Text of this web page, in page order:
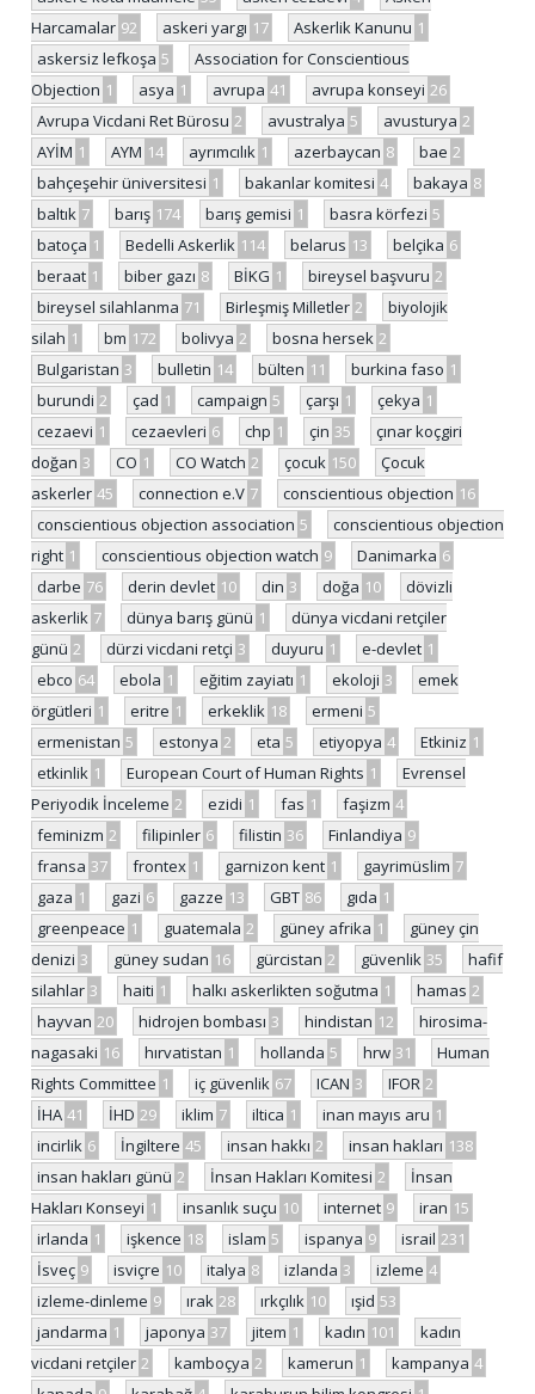
Harcamalar 92 askeri yargı 17 Askerlik Kanunu 1
askersiz lefkoşa 5
Association for Conscientious
Objection 1 asya 1 avrupa 41 avrupa konseyi 26
Avrupa Vicdani Ret Bürosu 2 avustralya 5 avusturya 2
AYİM 1 AYM 14 ayrımcılık 1 azerbaycan 8 bae 2
bahçeşehir üniversitesi 1 bakanlar komitesi 4 bakaya 8
baltık 7 barış 174 barış gemisi 1 basra körfezi 5
batoça 1 Bedelli Askerlik 114 belarus 13 belçika 6
beraat 1 biber gazı 8 BİKG 1 bireysel başvuru 2
bireysel silahlanma 71 Birleşmiş Milletler 2
biyolojik
silah 1 bm 172 bolivya 2 bosna hersek 2
Bulgaristan 3 bulletin 14 bülten 11 burkina faso 1
burundi 2 çad 1 campaign 5 çarşı 1 çekya 1
cezaevi 1 cezaevleri 6 chp 1 çin 35
çınar koçgiri
doğan 3 CO 1 CO Watch 2 çocuk 150
Çocuk
askerler 45 connection e.V 7 conscientious objection 16
conscientious objection association 5
conscientious objection
right 1 conscientious objection watch 9 Danimarka 6
darbe 76 derin devlet 10 din 3 doğa 10
dövizli
askerlik 7 dünya barış günü 1
dünya vicdani retçiler
günü 2 dürzi vicdani retçi 3 duyuru 1 e-devlet 1
ebco 64 ebola 1 eğitim zayiatı 1 ekoloji 3
emek
örgütleri 1 eritre 1 erkeklik 18 ermeni 5
ermenistan 5 estonya 2 eta 5 etiyopya 4 Etkiniz 1
etkinlik 1 European Court of Human Rights 1
Evrensel
Periyodik İnceleme 2 ezidi 1 fas 1 faşizm 4
feminizm 2 filipinler 6 filistin 36 Finlandiya 9
fransa 37 frontex 1 garnizon kent 1 gayrimüslim 7
gaza 1 gazi 6 gazze 13 GBT 86 gıda 1
greenpeace 1 guatemala 2 güney afrika 1
güney çin
denizi 3 güney sudan 16 gürcistan 2 güvenlik 35
hafif
silahlar 3 haiti 1 halkı askerlikten soğutma 1 hamas 2
hayvan 20 hidrojen bombası 3 hindistan 12
hirosima-
nagasaki 16 hırvatistan 1 hollanda 5 hrw 31
Human
Rights Committee 1 iç güvenlik 67 ICAN 3 IFOR 2
İHA 41 İHD 29 iklim 7 iltica 1 inan mayıs aru 1
incirlik 6 İngiltere 45 insan hakkı 2 insan hakları 138
insan hakları günü 2 İnsan Hakları Komitesi 2
İnsan
Hakları Konseyi 1 insanlık suçu 10 internet 9 iran 15
irlanda 1 işkence 18 islam 5 ispanya 9 israil 231
İsveç 9 isviçre 10 italya 8 izlanda 3 izleme 4
izleme-dinleme 9 ırak 28 ırkçılık 10 ışid 53
jandarma 1 japonya 37 jitem 1 kadın 101
kadın
vicdani retçiler 2 kamboçya 2 kamerun 1 kampanya 4